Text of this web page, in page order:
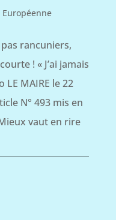
Européenne
rancuniers,
! « J’ai jamais
MAIRE le 22
N° 493 mis en
vaut en rire